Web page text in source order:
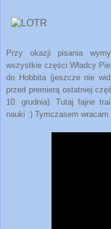
Przy okazji pisania
wszystkie części Władcy
do Hobbita (jeszcze nie
przed premierą ostatniej
10. grudnia).
Tutaj fajne
nauki :) Tymczasem wracam